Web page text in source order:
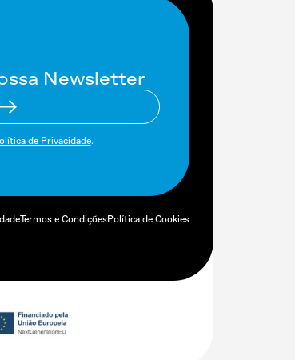
Newsletter
de Privacidade.
Termos e CondiçõesPolítica de Cookies